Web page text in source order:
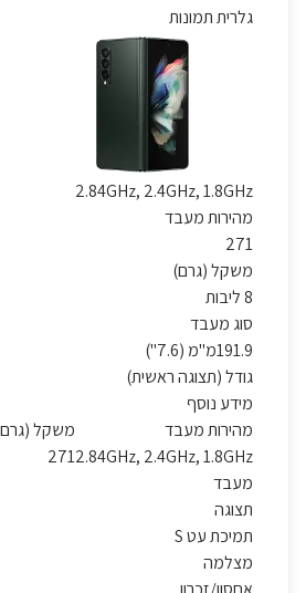
גלרית תמונות
2.84GHz, 2.4GHz, 1.8GHz
מהירות מעבד
271
משקל (גרם)
8 ליבות
סוג מעבד
191.9מ"מ (7.6")
גודל (תצוגה ראשית)
מידע נוסף
מהירות מעבד
2.84GHz, 2.4GHz, 1.8GHz
משקל
271
מעבד
תצוגה
תמיכת עט S
מצלמה